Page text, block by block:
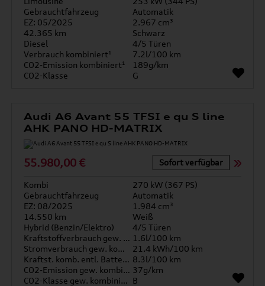
Gebrauchtfahrzeug
Automatik
EZ: 05/2025
2.967 cm³
42.365 km
Schwarz
Diesel
4/5 Türen
Verbrauch kombiniert¹
7.2l/100 km
CO2-Emission kombiniert¹
189g/km
CO2-Klasse
G
Audi A6 Avant 55 TFSI e qu S line
AHK PANO HD-MATRIX
55.980,00 € Sofort verfügbar
Kombi
270 kW (367 PS)
Gebrauchtfahrzeug
Automatik
EZ: 08/2025
1.984 cm³
14.550 km
Weiß
Hybrid (Benzin/Elektro)
4/5 Türen
Kraftstoffverbrauch gew. kombiniert 1.6l/100 km
Stromverbrauch gew. kombiniert
21.4 kWh/100 km
Kraftst. komb. entl. Batterie 8.3l/100 km
CO2-Emission gew. kombiniert 37g/km
CO2-Klasse gew. kombiniert B